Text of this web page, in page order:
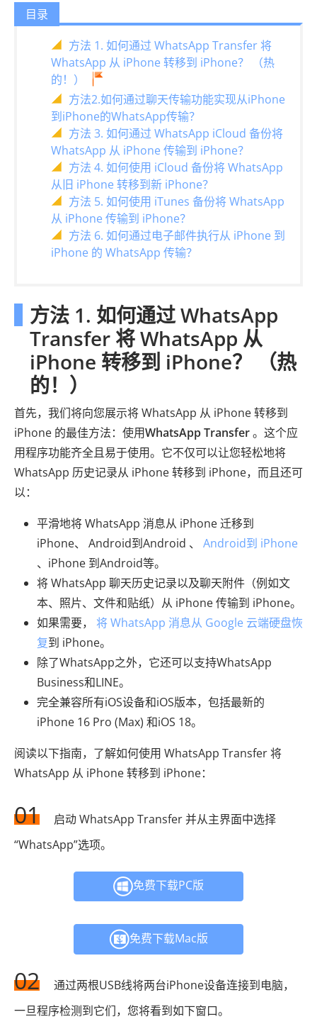
目录
方法 1. 如何通过 WhatsApp Transfer 将
WhatsApp 从 iPhone 转移到 iPhone？ （热
的！）
方法2.如何通过聊天传输功能实现从iPhone
到iPhone的WhatsApp传输？
方法 3. 如何通过 WhatsApp iCloud 备份将
WhatsApp 从 iPhone 传输到 iPhone？
方法 4. 如何使用 iCloud 备份将 WhatsApp
从旧 iPhone 转移到新 iPhone？
方法 5. 如何使用 iTunes 备份将 WhatsApp
从 iPhone 传输到 iPhone？
方法 6. 如何通过电子邮件执行从 iPhone 到
iPhone 的 WhatsApp 传输？
方法 1. 如何通过 WhatsApp
Transfer 将 WhatsApp 从
iPhone 转移到 iPhone？ （热
的！）
首先，我们将向您展示将 WhatsApp 从 iPhone 转移到
iPhone 的最佳方法：使用WhatsApp Transfer。这个应
用程序功能齐全且易于使用。它不仅可以让您轻松地将
WhatsApp 历史记录从 iPhone 转移到 iPhone，而且还可
以：
平滑地将 WhatsApp 消息从 iPhone 迁移到
iPhone、 Android到Android 、 Android到 iPhone
、iPhone 到Android等。
将 WhatsApp 聊天历史记录以及聊天附件（例如文
本、照片、文件和贴纸）从 iPhone 传输到 iPhone。
如果需要， 将 WhatsApp 消息从 Google 云端硬盘恢
复到 iPhone。
除了WhatsApp之外，它还可以支持WhatsApp
Business和LINE。
完全兼容所有iOS设备和iOS版本，包括最新的
iPhone 16 Pro (Max) 和iOS 18。
阅读以下指南，了解如何使用 WhatsApp Transfer 将
WhatsApp 从 iPhone 转移到 iPhone：
01
启动 WhatsApp Transfer 并从主界面中选择
“WhatsApp”选项。
免费下载PC版
免费下载Mac版
02
通过两根USB线将两台iPhone设备连接到电脑，
一旦程序检测到它们，您将看到如下窗口。